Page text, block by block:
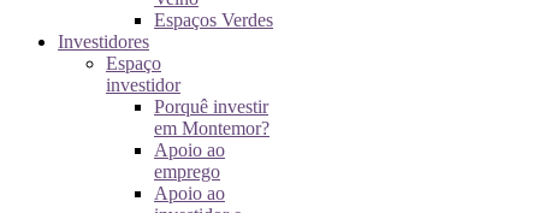
Espaços Verdes
Investidores
Espaço
investidor
Porquê investir
em Montemor?
Apoio ao
emprego
Apoio ao